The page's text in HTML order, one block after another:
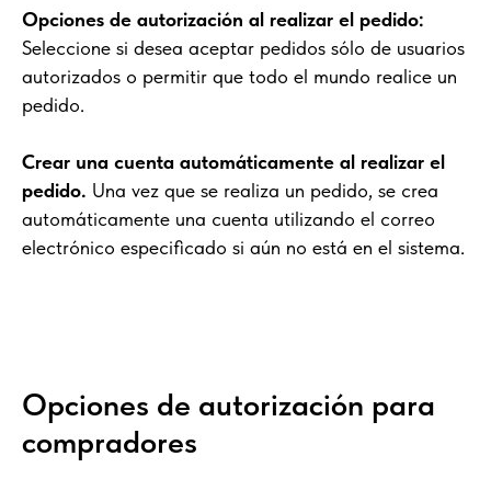
Opciones de autorización al realizar el pedido:
Seleccione si desea aceptar pedidos sólo de usuarios
autorizados o permitir que todo el mundo realice un
pedido.
Crear una cuenta automáticamente al realizar el
pedido. Una vez que se realiza un pedido, se crea
automáticamente una cuenta utilizando el correo
electrónico especificado si aún no está en el sistema.
Opciones de autorización para
compradores